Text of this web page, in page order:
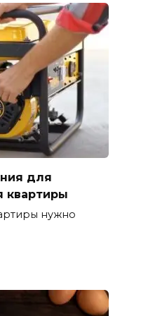
для
квартиры
нужно